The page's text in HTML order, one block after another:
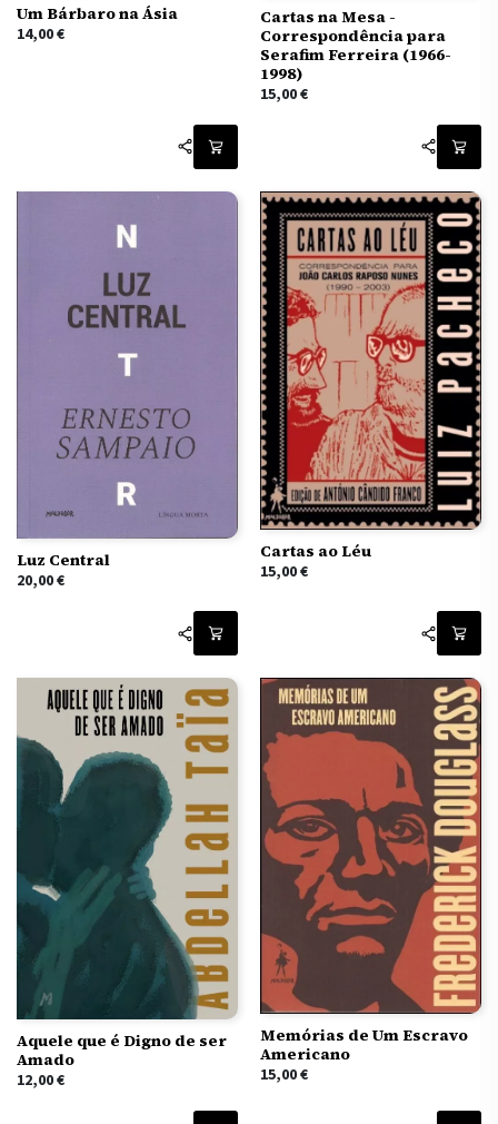
Um Bárbaro na Ásia
14,00€
Cartas na Mesa -
Correspondência para
Serafim Ferreira (1966-
1998)
15,00€
Luz Central
20,00€
Cartas ao Léu
15,00€
Aquele que é Digno de ser
Amado
12,00€
Memórias de Um Escravo
Americano
15,00€